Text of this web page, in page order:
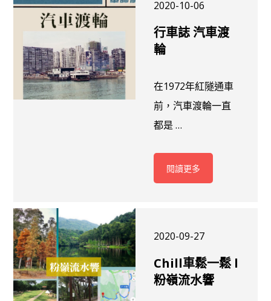
2020-10-06
行車誌 汽車渡
輪
在1972年紅隧通車
前，汽車渡輪一直
都是 …
閱讀更多
2020-09-27
Chill車鬆一鬆 l
粉嶺流水響